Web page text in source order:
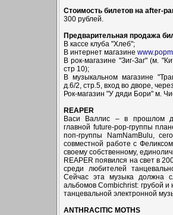
Стоимость билетов на after-
300 рублей.
Предварительная продажа
В кассе клуба "Хлеб";
В интернет магазине
В рок-магазине "Зиг-Заг" (м.
стр 10);
В музыкальном магазине
д.6/2, стр.5, вход во дворе,
Рок-магазин "У дяди Бори" м.
REAPER
Васи Валлис – в прошлом
главной future-pop-группы
поп-группы NamNamBulu,
совместной работе с
своему собственному,
REAPER появился на свет в
среди любителей
Сейчас эта музыка должна
альбомов Combichrist: грубой
танцевальной электронной
ANTHRACITIC MOTHS